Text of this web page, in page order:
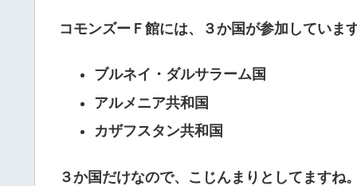
コモンズーＦ館には、３か国が参加していま
ブルネイ・ダルサラーム国
アルメニア共和国
カザフスタン共和国
３か国だけなので、こじんまりとしてますね